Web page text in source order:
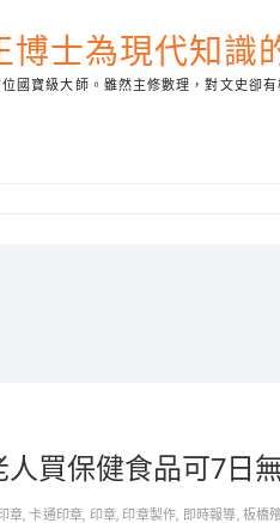
博士為現代知識
國寶級大師。雖然主修數理，對文史卻
買保健食品可7日
章,卡通印章, 印章, 印章製作, 即時報導, 板橋